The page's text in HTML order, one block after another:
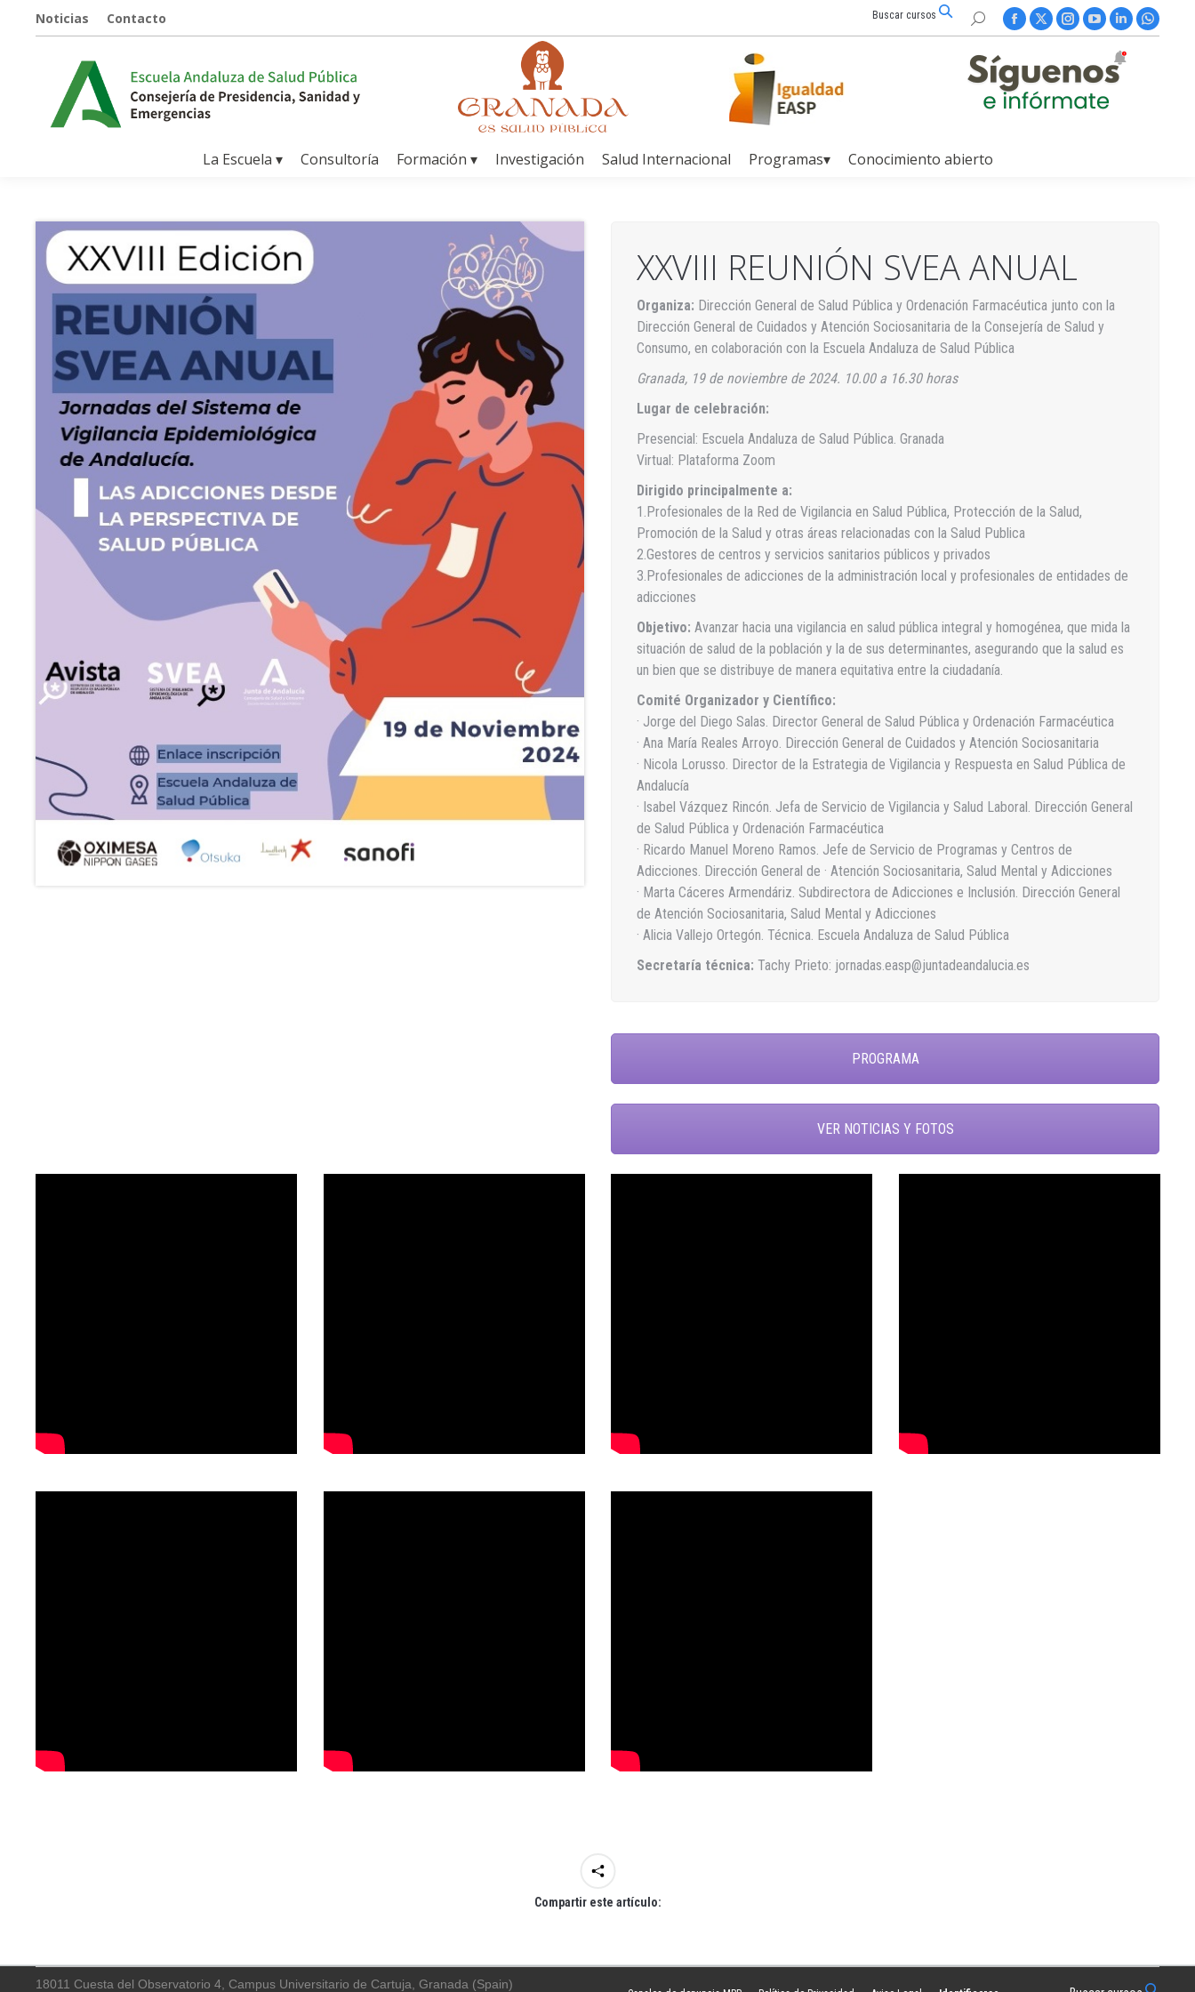
Noticias Contacto Buscar cursos Buscar:
Facebook
opens
in
X
opens
in
Instagram
opens
in
YouTube
page
opens
in
Linkedin
page
La Escuela ▾ Consultoría Formación ▾ Investigación Salud Internacional Programas▾ Conocimiento abierto
XXVIII REUNIÓN SVEA ANUAL
Organiza: Dirección General de Salud Pública y Ordenación Farmacéutica junto con la
Dirección General de Cuidados y Atención Sociosanitaria de la Consejería de Salud y
Consumo, en colaboración con la Escuela Andaluza de Salud Pública
Granada, 19 de noviembre de 2024. 10.00 a 16.30 horas
Lugar de celebración:
Presencial: Escuela Andaluza de Salud Pública. Granada
Virtual: Plataforma Zoom
Dirigido principalmente a:
1.Profesionales de la Red de Vigilancia en Salud Pública, Protección de la Salud,
Promoción de la Salud y otras áreas relacionadas con la Salud Publica
2.Gestores de centros y servicios sanitarios públicos y privados
3.Profesionales de adicciones de la administración local y profesionales de entidades de
adicciones
Objetivo: Avanzar hacia una vigilancia en salud pública integral y homogénea, que mida la
situación de salud de la población y la de sus determinantes, asegurando que la salud es
un bien que se distribuye de manera equitativa entre la ciudadanía.
Comité Organizador y Científico:
· Jorge del Diego Salas. Director General de Salud Pública y Ordenación Farmacéutica
· Ana María Reales Arroyo. Dirección General de Cuidados y Atención Sociosanitaria
· Nicola Lorusso. Director de la Estrategia de Vigilancia y Respuesta en Salud Pública de
Andalucía
· Isabel Vázquez Rincón. Jefa de Servicio de Vigilancia y Salud Laboral. Dirección General
de Salud Pública y Ordenación Farmacéutica
· Ricardo Manuel Moreno Ramos. Jefe de Servicio de Programas y Centros de
Adicciones. Dirección General de · Atención Sociosanitaria, Salud Mental y Adicciones
· Marta Cáceres Armendáriz. Subdirectora de Adicciones e Inclusión. Dirección General
de Atención Sociosanitaria, Salud Mental y Adicciones
· Alicia Vallejo Ortegón. Técnica. Escuela Andaluza de Salud Pública
Secretaría técnica: Tachy Prieto: jornadas.easp@juntadeandalucia.es
PROGRAMA
VER NOTICIAS Y FOTOS
Compartir este artículo:
18011 Cuesta del Observatorio 4, Campus Universitario de Cartuja, Granada (Spain)